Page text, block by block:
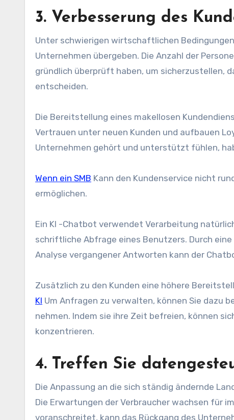
3. Verbesserung des
Unter schwierigen wirtschaftlichen
Unternehmen übergeben. Die Anzahl der
gründlich überprüft haben, um sicherzustellen,
entscheiden.
Die Bereitstellung eines makellosen
Vertrauen unter neuen Kunden und aufbauen
Unternehmen gehört und unterstützt fühlen,
Wenn ein SMB Kann den Kundenservice nicht
ermöglichen.
Ein KI -Chatbot verwendet Verarbeitung
schriftliche Abfrage eines Benutzers. Durch
Analyse vergangener Antworten kann der
Zusätzlich zu den Kunden eine höhere
KI Um Anfragen zu verwalten, können Sie dazu
nehmen. Indem sie ihre Zeit befreien, können
konzentrieren.
4. Treffen Sie
Die Anpassung an die sich ständig ändernde
Die Erwartungen der Verbraucher wachsen für
voranschreitet, kann das Rückgang des